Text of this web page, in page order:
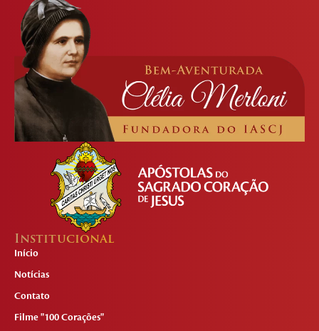
Institucional
Início
Notícias
Contato
Filme "100 Corações"